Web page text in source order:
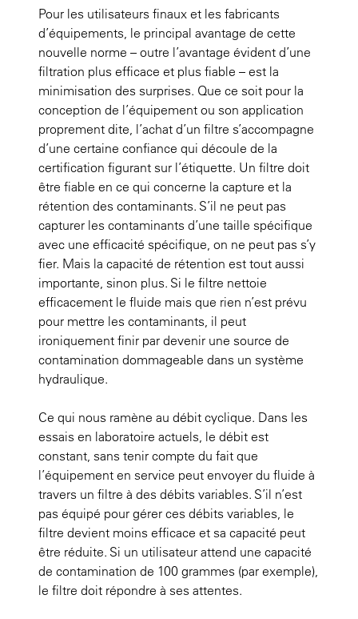
Pour les utilisateurs finaux et les fabricants
d’équipements, le principal avantage de cette
nouvelle norme – outre l’avantage évident d’une
filtration plus efficace et plus fiable – est la
minimisation des surprises. Que ce soit pour la
conception de l’équipement ou son application
proprement dite, l’achat d’un filtre s’accompagne
d’une certaine confiance qui découle de la
certification figurant sur l’étiquette. Un filtre doit
être fiable en ce qui concerne la capture et la
rétention des contaminants. S’il ne peut pas
capturer les contaminants d’une taille spécifique
avec une efficacité spécifique, on ne peut pas s’y
fier. Mais la capacité de rétention est tout aussi
importante, sinon plus. Si le filtre nettoie
efficacement le fluide mais que rien n’est prévu
pour mettre les contaminants, il peut
ironiquement finir par devenir une source de
contamination dommageable dans un système
hydraulique.
Ce qui nous ramène au débit cyclique. Dans les
essais en laboratoire actuels, le débit est
constant, sans tenir compte du fait que
l’équipement en service peut envoyer du fluide à
travers un filtre à des débits variables. S’il n’est
pas équipé pour gérer ces débits variables, le
filtre devient moins efficace et sa capacité peut
être réduite. Si un utilisateur attend une capacité
de contamination de 100 grammes (par exemple),
le filtre doit répondre à ses attentes.